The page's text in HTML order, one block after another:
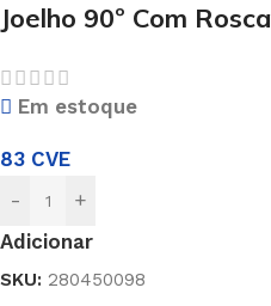
Joelho 90º Com
Em estoque
83 CVE
-
+
Adicionar
SKU: 280450098